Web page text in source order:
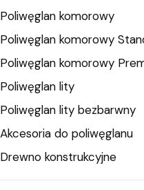
Poliwęglan komorowy
Poliwęglan komorowy
Poliwęglan komorowy
Poliwęglan lity
Poliwęglan lity bezbarwny
Akcesoria do poliwęglanu
Drewno konstrukcyjne